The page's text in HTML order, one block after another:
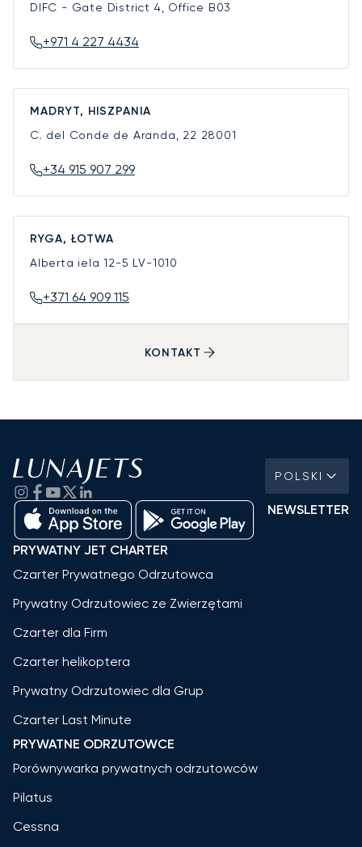
DIFC - Gate District 4, Office B03
+971 4 227 4434
MADRYT, HISZPANIA
C. del Conde de Aranda, 22 28001
+34 915 907 299
RYGA, ŁOTWA
Alberta iela 12-5 LV-1010
+371 64 909 115
KONTAKT
POLSKI
NEWSLETTER
PRYWATNY JET CHARTER
Czarter Prywatnego Odrzutowca
Prywatny Odrzutowiec ze Zwierzętami
Czarter dla Firm
Czarter helikoptera
Prywatny Odrzutowiec dla Grup
Czarter Last Minute
PRYWATNE ODRZUTOWCE
Porównywarka prywatnych odrzutowców
Pilatus
Cessna